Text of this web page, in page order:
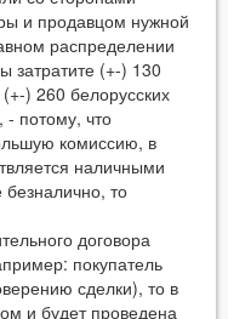
и продавцом нужной
распределении
затратите (+-) 130
) 260 белорусских
потому, что
комиссию, в
наличными
то
договора
покупатель
сделки), то в
и будет проведена